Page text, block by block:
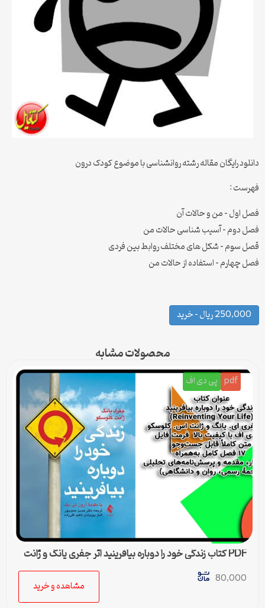
دانلود رایگان مقاله رشته روانشناسی با موضوع کودک درون
فهرست :
فصل اول – من و حالات آن
فصل دوم – آسیب شناسی حالات من
قصل سوم – شکل های مختلف روابط بین فردی
فصل چهارم – استفاده از حالات من
250,000 ریال – خرید
محصولات مشابه
pdf پی دی اف
PDF کتاب زندگی خود را دوباره بیافرینید اثر جفری یانگ و ژانت
کلوسکو
80,000
مشاهده و خرید